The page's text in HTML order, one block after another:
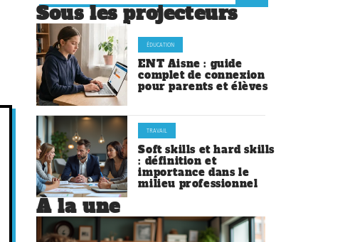
Sous les projecteurs
ÉDUCATION
ENT Aisne : guide
complet de connexion
pour parents et élèves
TRAVAIL
Soft skills et hard skills
: définition et
importance dans le
milieu professionnel
À la une